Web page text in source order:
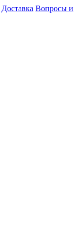
Доставка Вопросы и